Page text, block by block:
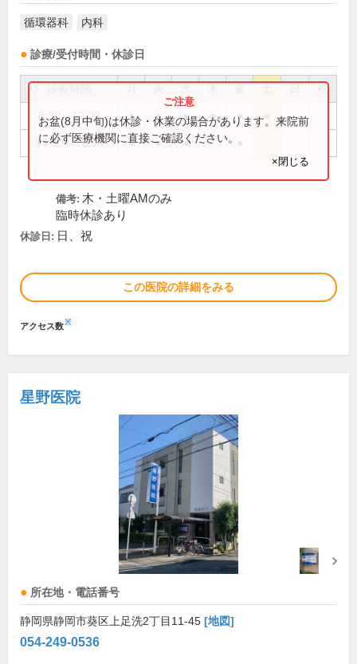
循環器科 内科
診療/受付時間・休診日
祝
8:30～12:00 ● ● ● ● ●
14:30～18:00 ● ● ●
お盆(8月中旬)は休診・休業の場合があります。来院前
に必ず医療機関に直接ご確認ください。
×閉じる
備考: 木・土曜AMのみ
臨時休診あり
休診日: 日、祝
この医院の詳細をみる
アクセス数※
星野医院
所在地・電話番号
静岡県静岡市葵区上足洗2丁目11-45 [地図]
054-249-0536